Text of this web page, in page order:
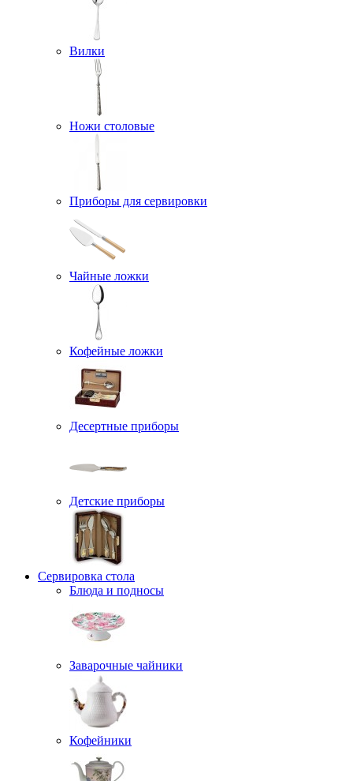
Вилки
Ножи столовые
Приборы для сервировки
Чайные ложки
Кофейные ложки
Десертные приборы
Детские приборы
Сервировка стола
Блюда и подносы
Заварочные чайники
Кофейники